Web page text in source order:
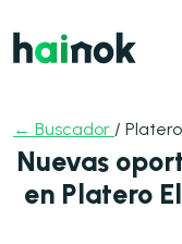
← Buscador /
Nuevas
en Platero